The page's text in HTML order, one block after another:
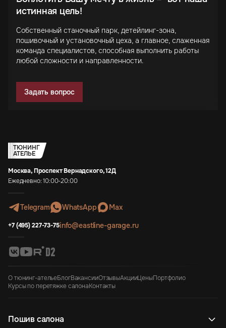
истинная цель!
Собственный станочный парк, детейлинг-зона,
пошивочный и установочный цеха, а главное, слаженная
команда специалистов, способная выполнить работы
любой сложности и направленности.
Задать вопрос
ТЮНИНГ
АТЕЛЬЕ
Москва, Проспект Вернадского, 12Д
Ежедневно: 10:00-20:00
Telegram WhatsApp Max
+7 (495) 227-73-75info@eastline-garage.ru
О тюнинг-ательеБлогВакансииОтзывыАкцииЦеныПортфолио
Курсы по перетяжке салонаКонтакты
Пошив салона